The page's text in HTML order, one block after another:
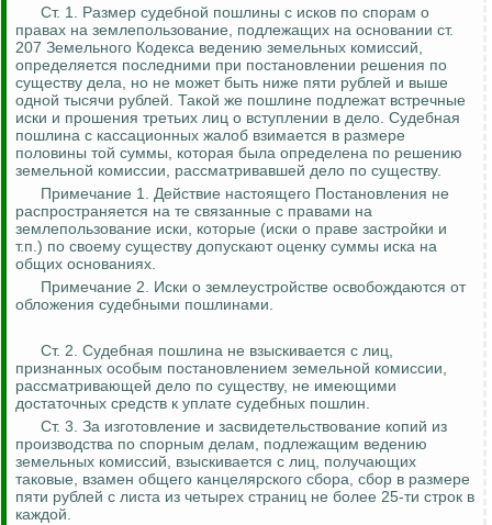
Ст. 1. Размер судебной пошлины с исков по спорам о
правах на землепользование, подлежащих на основании ст.
207 Земельного Кодекса ведению земельных комиссий,
определяется последними при постановлении решения по
существу дела, но не может быть ниже пяти рублей и выше
одной тысячи рублей. Такой же пошлине подлежат встречные
иски и прошения третьих лиц о вступлении в дело. Судебная
пошлина с кассационных жалоб взимается в размере
половины той суммы, которая была определена по решению
земельной комиссии, рассматривавшей дело по существу.
Примечание 1. Действие настоящего Постановления не
распространяется на те связанные с правами на
землепользование иски, которые (иски о праве застройки и
т.п.) по своему существу допускают оценку суммы иска на
общих основаниях.
Примечание 2. Иски о землеустройстве освобождаются от
обложения судебными пошлинами.
Ст. 2. Судебная пошлина не взыскивается с лиц,
признанных особым постановлением земельной комиссии,
рассматривающей дело по существу, не имеющими
достаточных средств к уплате судебных пошлин.
Ст. 3. За изготовление и засвидетельствование копий из
производства по спорным делам, подлежащим ведению
земельных комиссий, взыскивается с лиц, получающих
таковые, взамен общего канцелярского сбора, сбор в размере
пяти рублей с листа из четырех страниц не более 25-ти строк в
каждой.